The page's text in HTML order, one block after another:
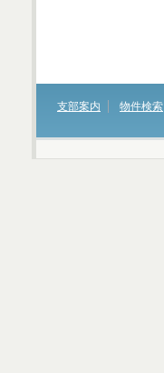
支部案内 物件検索